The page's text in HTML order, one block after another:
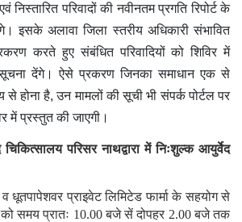
निस्तारित परिवादों की नवीनतम प्रगति रिपोर्ट के
इसके अलावा जिला स्तरीय अधिकारी संभावित
करते हुए संबंधित परिवादियों को शिविर में
सूचना देंगे। ऐसे प्रकरण जिनका समाधान एक से
होना है, उन मामलों की सूची भी संपर्क पोर्टल पर
में प्रस्तुत की जाएगी।
परिसर नाथद्वारा में निःशुल्क आयुर्वेद
व धूतपापेशवर प्राइवेट लिमिटेड फार्मा के सहयोग से
समय प्रातः 10.00 बजे सें दोपहर 2.00 बजे तक